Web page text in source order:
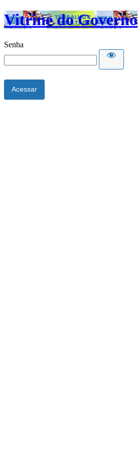
Vitrine do Governo
Senha